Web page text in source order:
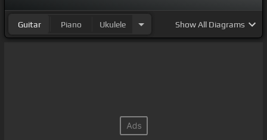
Guitar Piano Ukulele ShowAll Diagrams